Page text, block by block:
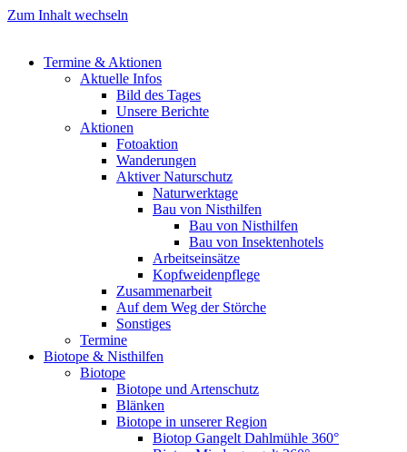
Zum Inhalt wechseln
Termine & Aktionen
Aktuelle Infos
Bild des Tages
Unsere Berichte
Aktionen
Fotoaktion
Wanderungen
Aktiver Naturschutz
Naturwerktage
Bau von Nisthilfen
Bau von Nisthilfen
Bau von Insektenhotels
Arbeitseinsätze
Kopfweidenpflege
Zusammenarbeit
Auf dem Weg der Störche
Sonstiges
Termine
Biotope & Nisthilfen
Biotope
Biotope und Artenschutz
Blänken
Biotope in unserer Region
Biotop Gangelt Dahlmühle 360°